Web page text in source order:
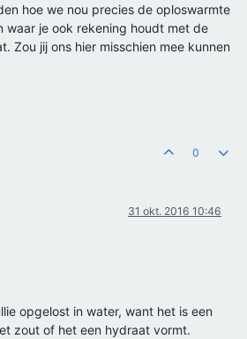
hoe we nou precies de oploswarmte
waar je ook rekening houdt met de
Zou jij ons hier misschien mee kunnen
0
31 okt. 2016 10:46
opgelost in water, want het is een
zout of het een hydraat vormt.